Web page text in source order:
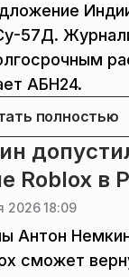
57Д.
АБН24.
полностью
Roblox в
2026 18:09
Антон
сможет